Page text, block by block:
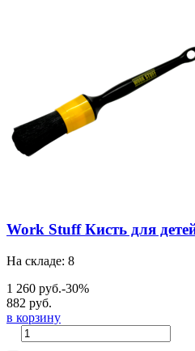
Work Stuff Кисть для
На складе: 8
1 260 руб.-30%
882 руб.
в корзину